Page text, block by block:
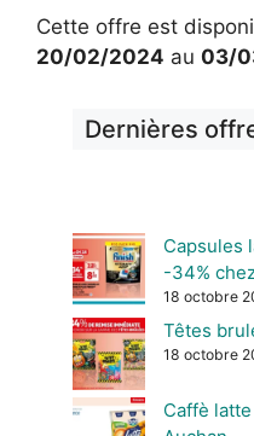
Cette offre est
20/02/2024 au 03/
Dernières
Capsules
-34%
18 octobre
Têtes
18 octobre
Caffè